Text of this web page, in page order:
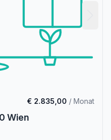
€ 2.835,00 / Monat
Wien